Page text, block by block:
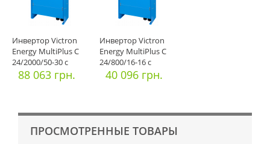
Инвертор Victron
Energy MultiPlus C
24/2000/50-30 с
функцией
88 063 грн.
Инвертор Victron
Energy MultiPlus C
24/800/16-16 с
функцией
40 096 грн.
ПРОСМОТРЕННЫЕ ТОВАРЫ